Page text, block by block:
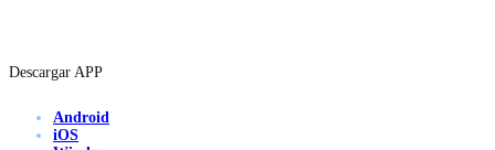
Descargar APP
Android
iOS